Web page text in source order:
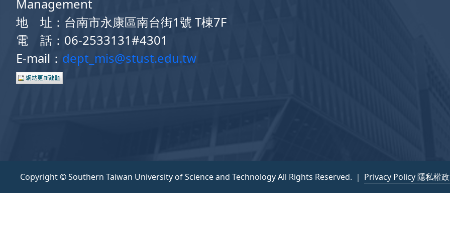
Management
地 址：台南市永康區南台街1號 T棟7F
電 話：06-2533131#4301
E-mail： dept_mis@stust.edu.tw
Copyright © Southern Taiwan University of Science and Technology All Rights Reserved. ｜ Privacy Policy 隱私權